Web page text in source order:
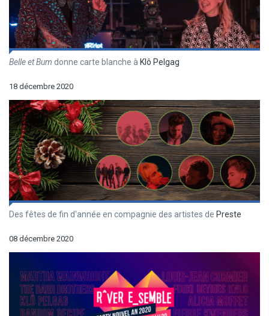
Belle et Bum donne carte blanche à Klô Pelgag
18 décembre 2020
Des fêtes de fin d'année en compagnie des artistes de Preste
08 décembre 2020